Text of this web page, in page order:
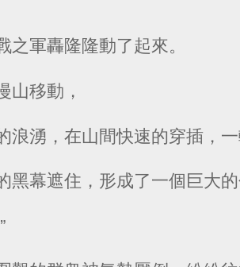
軍轟隆隆動了起來。
山移動，
浪湧，在山間快速的穿插，
幕遮住，形成了一個巨大的